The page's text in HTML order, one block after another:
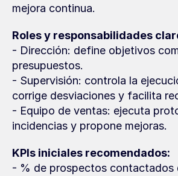
mejora continua.
Roles y responsabilidades
- Dirección: define objetivos
presupuestos.
- Supervisión: controla la
corrige desviaciones y facilita
- Equipo de ventas: ejecuta
incidencias y propone mejoras.
KPIs iniciales recomendados:
- % de prospectos contactados